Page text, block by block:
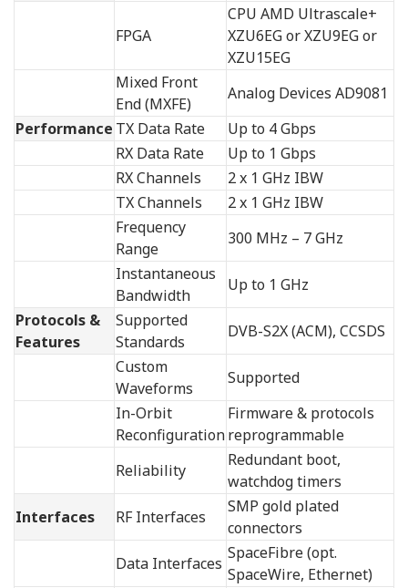
FPGA
CPU AMD Ultrascale+
XZU6EG or XZU9EG or
XZU15EG
Mixed Front
End (MXFE)
Analog Devices AD9081
Performance TX Data Rate
Up to 4 Gbps
RX Data Rate
Up to 1 Gbps
RX Channels
2 x 1 GHz IBW
TX Channels
2 x 1 GHz IBW
Frequency
Range
300 MHz – 7 GHz
Instantaneous
Bandwidth
Up to 1 GHz
Protocols &
Features
Supported
Standards
DVB-S2X (ACM), CCSDS
Custom
Waveforms
Supported
In-Orbit
Reconfiguration
Firmware & protocols
reprogrammable
Reliability
Redundant boot,
watchdog timers
Interfaces
RF Interfaces
SMP gold plated
connectors
Data Interfaces
SpaceFibre (opt.
SpaceWire, Ethernet)